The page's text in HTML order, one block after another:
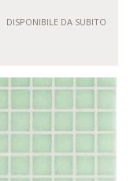
DISPONIBILE DA SUBITO